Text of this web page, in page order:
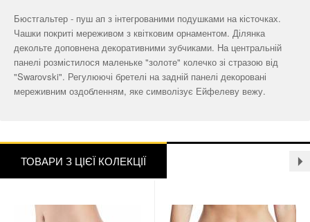
Бюстгальтер - пуш ап з інтегрованими подушками на кісточках.
Чашки покриті мереживом з квітковим орнаментом. Ділянка
декольте доповнена декоративними зубчиками. На центральній
панелі розмістилося маленьке "золоте" колечко зі стразою від
"Swarovski". Регулюючі бретелі на задній панелі декоровані
мереживним оздобленням, яке символізує Ейфелеву вежу.
ТОВАРИ З ЦІЄЇ КОЛЕКЦІЇ